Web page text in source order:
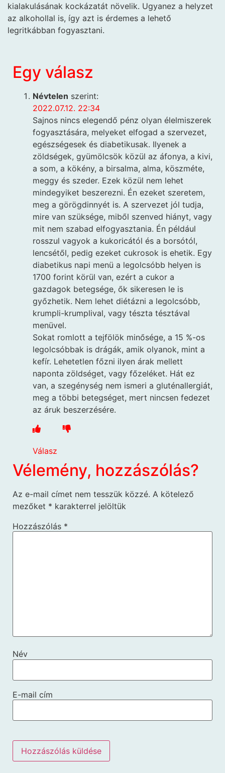
kialakulásának kockázatát növelik. Ugyanez a helyzet
az alkohollal is, így azt is érdemes a lehető
legritkábban fogyasztani.
Egy válasz
Névtelen szerint:
2022.07.12. 22:34
Sajnos nincs elegendő pénz olyan élelmiszerek
fogyasztására, melyeket elfogad a szervezet,
egészségesek és diabetikusak. Ilyenek a
zöldségek, gyümölcsök közül az áfonya, a kivi,
a som, a kökény, a birsalma, alma, köszméte,
meggy és szeder. Ezek közül nem lehet
mindegyiket beszerezni. Én ezeket szeretem,
meg a görögdinnyét is. A szervezet jól tudja,
mire van szüksége, miből szenved hiányt, vagy
mit nem szabad elfogyasztania. Én például
rosszul vagyok a kukoricától és a borsótól,
lencsétől, pedig ezeket cukrosok is ehetik. Egy
diabetikus napi menü a legolcsóbb helyen is
1700 forint körül van, ezért a cukor a
gazdagok betegsége, ők sikeresen le is
győzhetik. Nem lehet diétázni a legolcsóbb,
krumpli-krumplival, vagy tészta tésztával
menüvel.
Sokat romlott a tejfölök minősége, a 15 %-os
legolcsóbbak is drágák, amik olyanok, mint a
kefír. Lehetetlen főzni ilyen árak mellett
naponta zöldséget, vagy főzeléket. Hát ez
van, a szegénység nem ismeri a gluténallergiát,
meg a többi betegséget, mert nincsen fedezet
az áruk beszerzésére.
Válasz
Vélemény, hozzászólás?
Az e-mail címet nem tesszük közzé. A kötelező
mezőket * karakterrel jelöltük
Hozzászólás *
Név
E-mail cím